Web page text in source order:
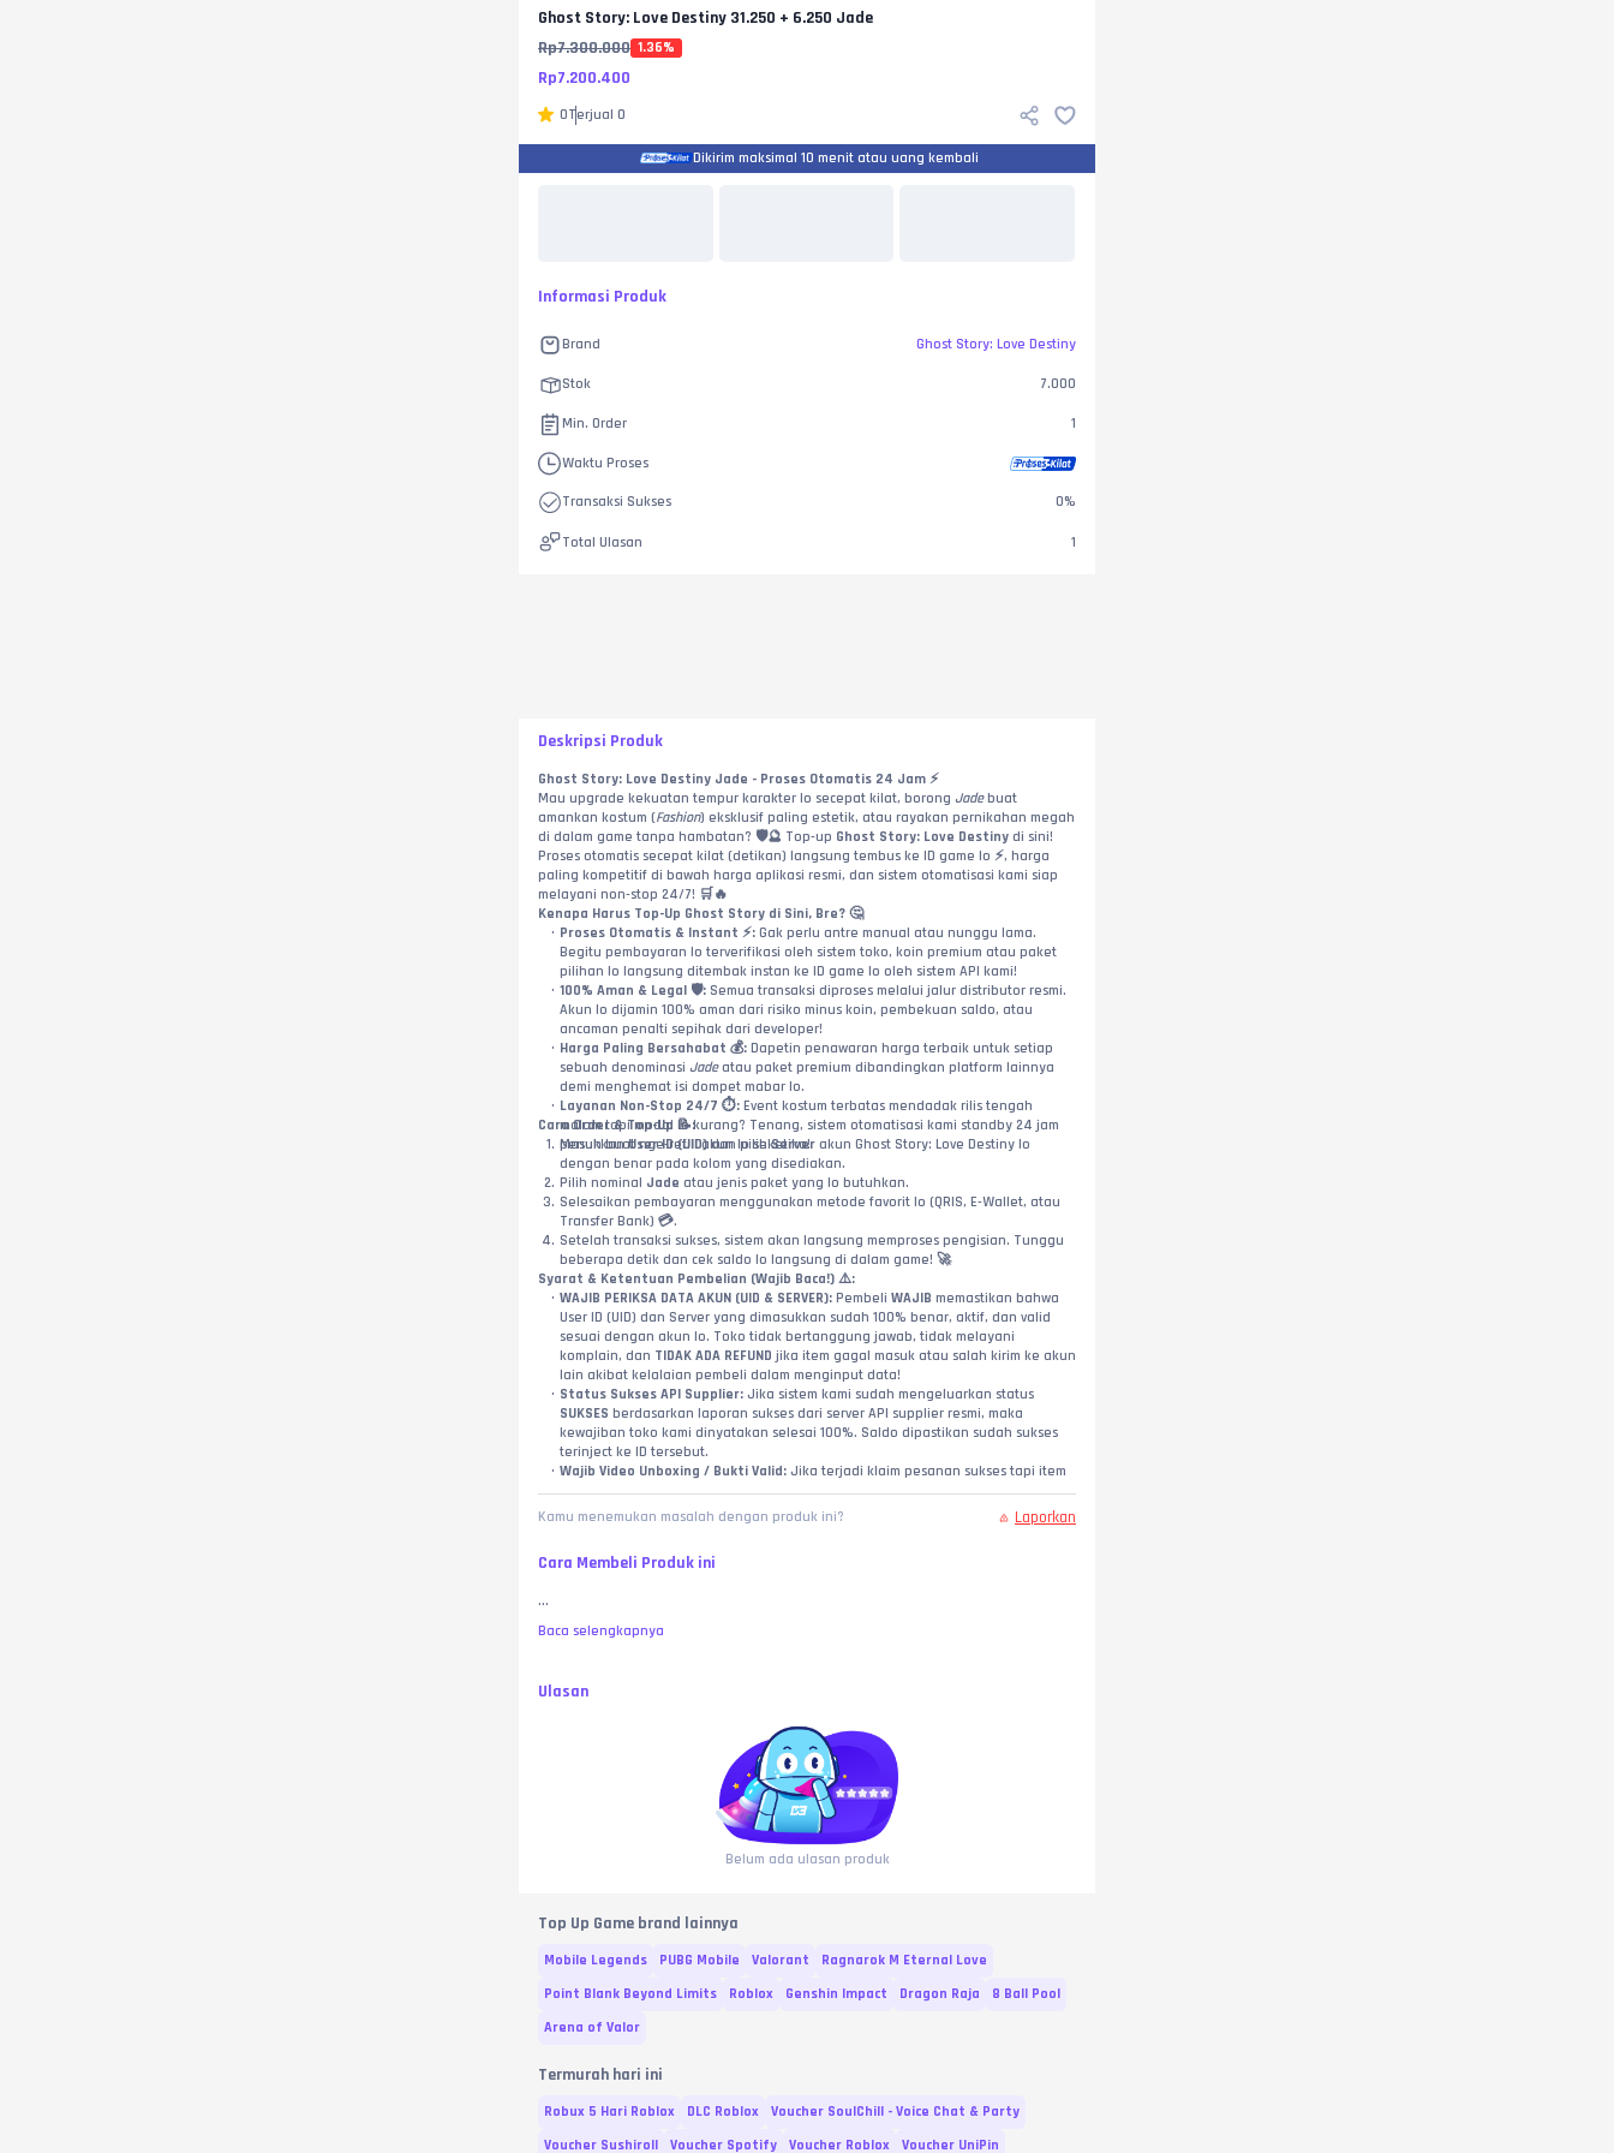
Ghost Story: Love Destiny 31.250 + 6.250 Jade
Rp7.300.000 1.36%
Rp7.200.400
0Terjual 0
Dikirim maksimal 10 menit atau uang kembali
Informasi Produk
Brand Ghost Story: Love Destiny
Stok 7.000
Min. Order 1
Waktu Proses
Transaksi Sukses 0%
Total Ulasan 1
Deskripsi Produk
Ghost Story: Love Destiny Jade - Proses Otomatis 24 Jam ⚡
Mau upgrade kekuatan tempur karakter lo secepat kilat, borong Jade buat
amankan kostum (Fashion) eksklusif paling estetik, atau rayakan pernikahan megah
di dalam game tanpa hambatan? 🛡️🔮 Top-up Ghost Story: Love Destiny di sini!
Proses otomatis secepat kilat (detikan) langsung tembus ke ID game lo ⚡, harga
paling kompetitif di bawah harga aplikasi resmi, dan sistem otomatisasi kami siap
melayani non-stop 24/7! 🛒🔥
Kenapa Harus Top-Up Ghost Story di Sini, Bre? 🤔
Proses Otomatis & Instant ⚡: Gak perlu antre manual atau nunggu lama.
Begitu pembayaran lo terverifikasi oleh sistem toko, koin premium atau paket
pilihan lo langsung ditembak instan ke ID game lo oleh sistem API kami!
100% Aman & Legal 🛡️: Semua transaksi diproses melalui jalur distributor resmi.
Akun lo dijamin 100% aman dari risiko minus koin, pembekuan saldo, atau
ancaman penalti sepihak dari developer!
Harga Paling Bersahabat 💰: Dapetin penawaran harga terbaik untuk setiap
sebuah denominasi Jade atau paket premium dibandingkan platform lainnya
demi menghemat isi dompet mabar lo.
Layanan Non-Stop 24/7 ⏱️: Event kostum terbatas mendadak rilis tengah
malam tapi modal lo kurang? Tenang, sistem otomatisasi kami standby 24 jam
penuh buat nge-refill akun lo seketika!
Cara Order & Top-Up 📝:
Masukkan User ID (UID) dan pilih Server akun Ghost Story: Love Destiny lo
dengan benar pada kolom yang disediakan.
Pilih nominal Jade atau jenis paket yang lo butuhkan.
Selesaikan pembayaran menggunakan metode favorit lo (QRIS, E-Wallet, atau
Transfer Bank) 💳.
Setelah transaksi sukses, sistem akan langsung memproses pengisian. Tunggu
beberapa detik dan cek saldo lo langsung di dalam game! 🚀
Syarat & Ketentuan Pembelian (Wajib Baca!) ⚠️:
WAJIB PERIKSA DATA AKUN (UID & SERVER): Pembeli WAJIB memastikan bahwa
User ID (UID) dan Server yang dimasukkan sudah 100% benar, aktif, dan valid
sesuai dengan akun lo. Toko tidak bertanggung jawab, tidak melayani
komplain, dan TIDAK ADA REFUND jika item gagal masuk atau salah kirim ke akun
lain akibat kelalaian pembeli dalam menginput data!
Status Sukses API Supplier:
Jika sistem kami sudah mengeluarkan status
SUKSES berdasarkan laporan sukses dari server API supplier resmi, maka
kewajiban toko kami dinyatakan selesai 100%. Saldo dipastikan sudah sukses
terinject ke ID tersebut.
Wajib Video Unboxing / Bukti Valid: Jika terjadi klaim pesanan sukses tapi item
belum bertambah, pembeli wajib melampirkan video tanpa potong (no-cut/no-
edit) yang memperlihatkan riwayat transaksi di web toko, detail ID yang diinput,
hingga pengecekan langsung ke menu profil saldo di dalam game Ghost Story
MEMBELI SAMA DENGAN MENYETUJUI:
atas. No refund atas kesalahan murni user, bre! 🧐
Kamu menemukan masalah dengan produk ini? Laporkan
Cara Membeli Produk ini
...
Baca selengkapnya
Ulasan
Belum ada ulasan produk
Top Up Game brand lainnya
Mobile Legends PUBG Mobile Valorant
Ragnarok M Eternal Love
Point Blank Beyond Limits
Roblox Genshin Impact Dragon Raja
8 Ball Pool
Arena of Valor
Termurah hari ini
Robux 5 Hari Roblox DLC Roblox
Voucher SoulChill - Voice Chat & Party
Voucher Sushiroll
Voucher Spotify Voucher Roblox
Voucher UniPin